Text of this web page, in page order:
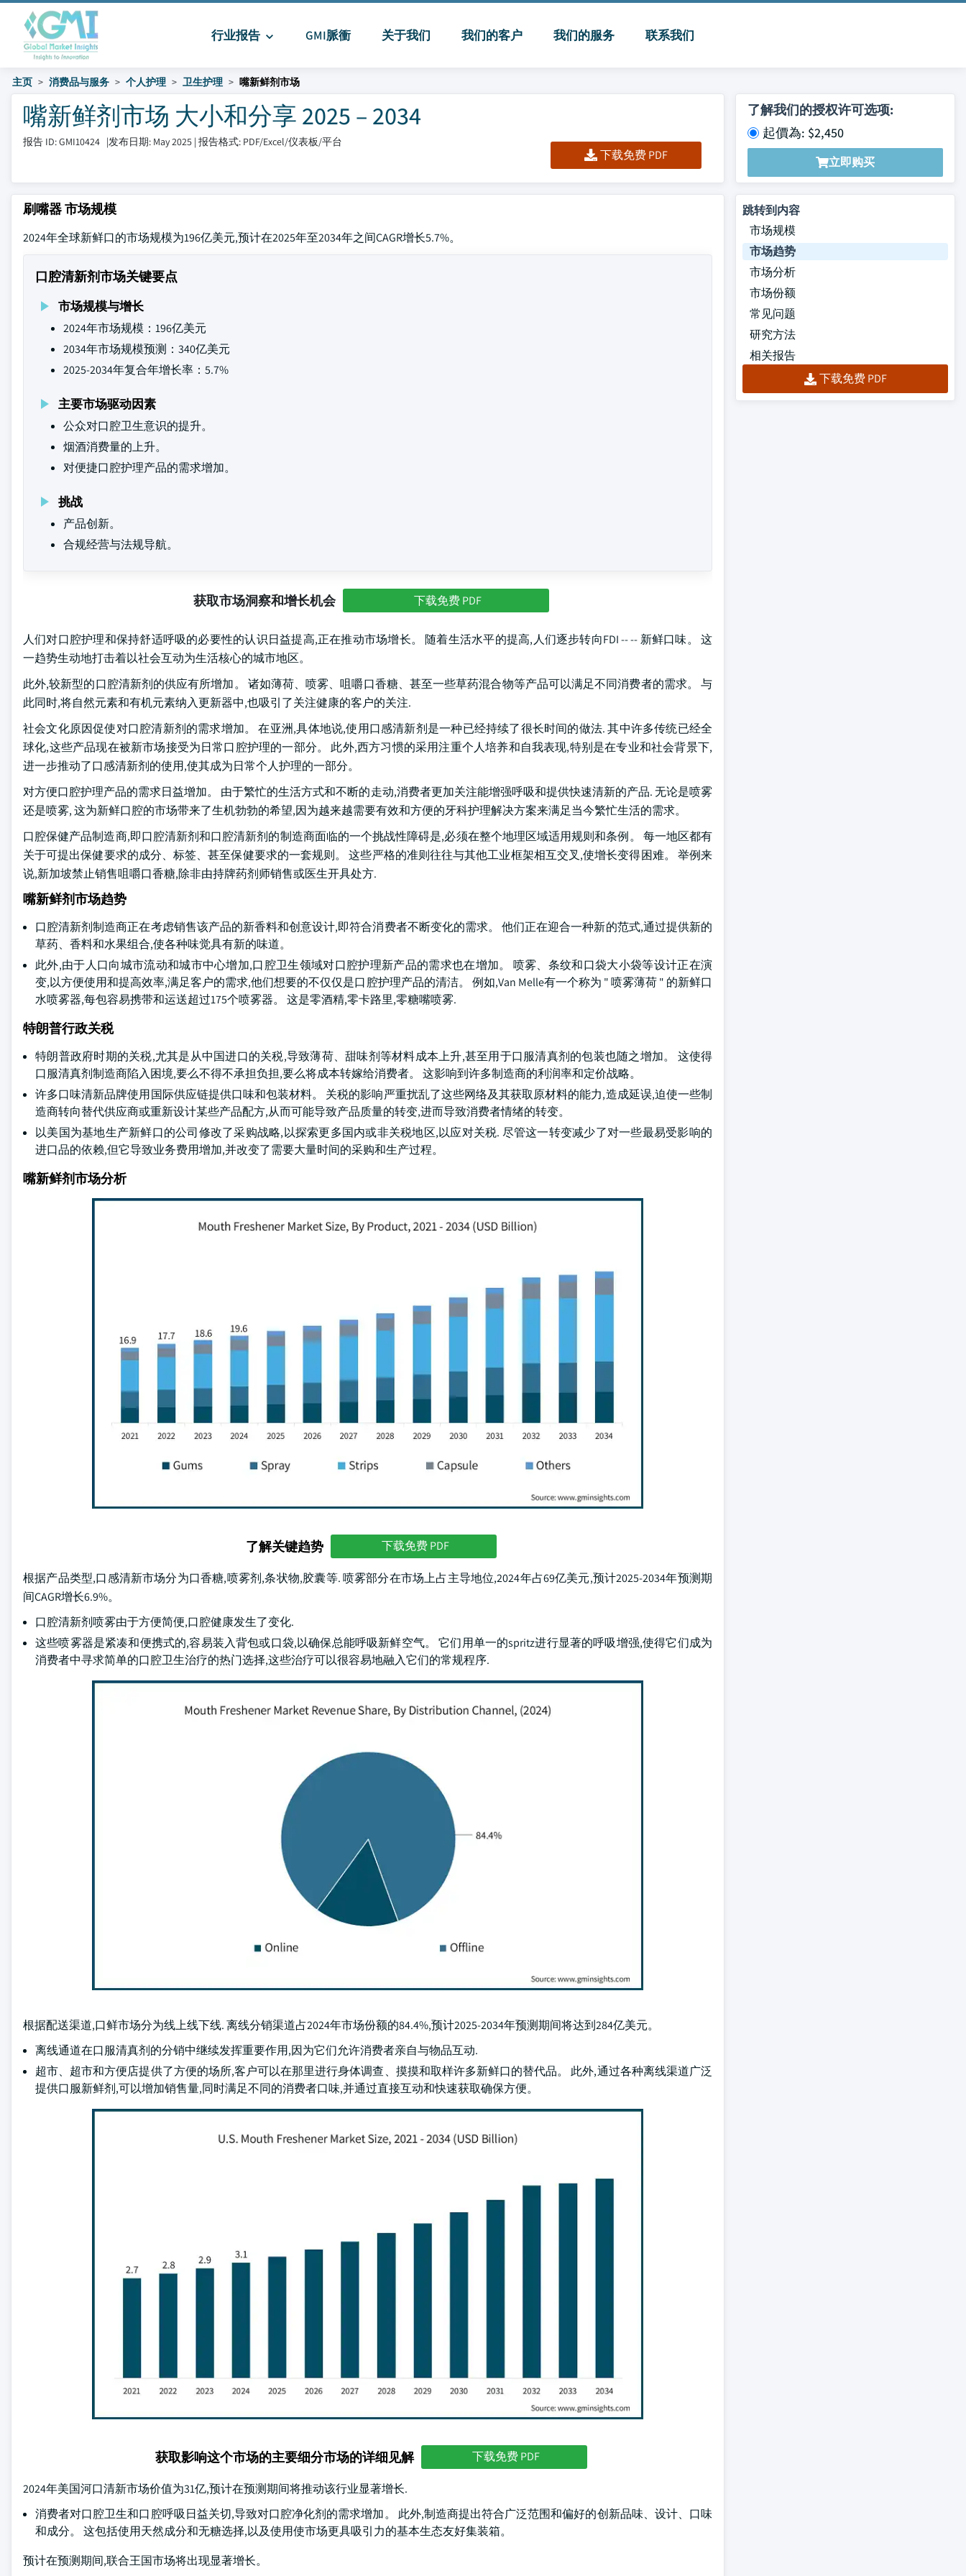
行业报告 GMI脈衝 关于我们 我们的客户 我们的服务 联系我们
主页 消费品与服务 个人护理 卫生护理 嘴新鲜剂市场
嘴新鲜剂市场 大小和分享 2025 – 2034
报告 ID: GMI10424 |发布日期: May 2025 | 报告格式: PDF/Excel/仪表板/平台
下载免费 PDF
了解我们的授权许可选项:
起價為: $2,450
立即购买
刷嘴器 市场规模
2024年全球新鲜口的市场规模为196亿美元,预计在2025年至2034年之间CAGR增长5.7%。
口腔清新剂市场关键要点
市场规模与增长
2024年市场规模：196亿美元
2034年市场规模预测：340亿美元
2025-2034年复合年增长率：5.7%
主要市场驱动因素
公众对口腔卫生意识的提升。
烟酒消费量的上升。
对便捷口腔护理产品的需求增加。
挑战
产品创新。
合规经营与法规导航。
获取市场洞察和增长机会 下载免费 PDF
人们对口腔护理和保持舒适呼吸的必要性的认识日益提高,正在推动市场增长。 随着生活水平的提高,人们逐步转向FDI -- -- 新鲜口味。 这
一趋势生动地打击着以社会互动为生活核心的城市地区。
此外,较新型的口腔清新剂的供应有所增加。 诸如薄荷、喷雾、咀嚼口香糖、甚至一些草药混合物等产品可以满足不同消费者的需求。 与
此同时,将自然元素和有机元素纳入更新器中,也吸引了关注健康的客户的关注.
社会文化原因促使对口腔清新剂的需求增加。 在亚洲,具体地说,使用口感清新剂是一种已经持续了很长时间的做法. 其中许多传统已经全
球化,这些产品现在被新市场接受为日常口腔护理的一部分。 此外,西方习惯的采用注重个人培养和自我表现,特别是在专业和社会背景下,
进一步推动了口感清新剂的使用,使其成为日常个人护理的一部分。
对方便口腔护理产品的需求日益增加。 由于繁忙的生活方式和不断的走动,消费者更加关注能增强呼吸和提供快速清新的产品. 无论是喷雾
还是喷雾, 这为新鲜口腔的市场带来了生机勃勃的希望,因为越来越需要有效和方便的牙科护理解决方案来满足当今繁忙生活的需求。
口腔保健产品制造商,即口腔清新剂和口腔清新剂的制造商面临的一个挑战性障碍是,必须在整个地理区域适用规则和条例。 每一地区都有
关于可提出保健要求的成分、标签、甚至保健要求的一套规则。 这些严格的准则往往与其他工业框架相互交叉,使增长变得困难。 举例来
说,新加坡禁止销售咀嚼口香糖,除非由持牌药剂师销售或医生开具处方.
嘴新鲜剂市场趋势
口腔清新剂制造商正在考虑销售该产品的新香料和创意设计,即符合消费者不断变化的需求。 他们正在迎合一种新的范式,通过提供新的
草药、香料和水果组合,使各种味觉具有新的味道。
此外,由于人口向城市流动和城市中心增加,口腔卫生领域对口腔护理新产品的需求也在增加。 喷雾、条纹和口袋大小袋等设计正在演
变,以方便使用和提高效率,满足客户的需求,他们想要的不仅仅是口腔护理产品的清洁。 例如,Van Melle有一个称为 " 喷雾薄荷 " 的新鲜口
水喷雾器,每包容易携带和运送超过175个喷雾器。 这是零酒精,零卡路里,零糖嘴喷雾.
特朗普行政关税
特朗普政府时期的关税,尤其是从中国进口的关税,导致薄荷、甜味剂等材料成本上升,甚至用于口服清真剂的包装也随之增加。 这使得
口服清真剂制造商陷入困境,要么不得不承担负担,要么将成本转嫁给消费者。 这影响到许多制造商的利润率和定价战略。
许多口味清新品牌使用国际供应链提供口味和包装材料。 关税的影响严重扰乱了这些网络及其获取原材料的能力,造成延误,迫使一些制
造商转向替代供应商或重新设计某些产品配方,从而可能导致产品质量的转变,进而导致消费者情绪的转变。
以美国为基地生产新鲜口的公司修改了采购战略,以探索更多国内或非关税地区,以应对关税. 尽管这一转变减少了对一些最易受影响的
进口品的依赖,但它导致业务费用增加,并改变了需要大量时间的采购和生产过程。
嘴新鲜剂市场分析
了解关键趋势 下载免费 PDF
根据产品类型,口感清新市场分为口香糖,喷雾剂,条状物,胶囊等. 喷雾部分在市场上占主导地位,2024年占69亿美元,预计2025-2034年预测期
间CAGR增长6.9%。
口腔清新剂喷雾由于方便简便,口腔健康发生了变化.
这些喷雾器是紧凑和便携式的,容易装入背包或口袋,以确保总能呼吸新鲜空气。 它们用单一的spritz进行显著的呼吸增强,使得它们成为
消费者中寻求简单的口腔卫生治疗的热门选择,这些治疗可以很容易地融入它们的常规程序.
根据配送渠道,口鲜市场分为线上线下线. 离线分销渠道占2024年市场份额的84.4%,预计2025-2034年预测期间将达到284亿美元。
离线通道在口服清真剂的分销中继续发挥重要作用,因为它们允许消费者亲自与物品互动.
超市、超市和方便店提供了方便的场所,客户可以在那里进行身体调查、摸摸和取样许多新鲜口的替代品。 此外,通过各种离线渠道广泛
提供口服新鲜剂,可以增加销售量,同时满足不同的消费者口味,并通过直接互动和快速获取确保方便。
获取影响这个市场的主要细分市场的详细见解 下载免费 PDF
2024年美国河口清新市场价值为31亿,预计在预测期间将推动该行业显著增长.
消费者对口腔卫生和口腔呼吸日益关切,导致对口腔净化剂的需求增加。 此外,制造商提出符合广泛范围和偏好的创新品味、设计、口味
和成分。 这包括使用天然成分和无糖选择,以及使用使市场更具吸引力的基本生态友好集装箱。
预计在预测期间,联合王国市场将出现显著增长。
跳转到内容
市场规模
市场趋势
市场分析
市场份额
常见问题
研究方法
相关报告
下载免费 PDF